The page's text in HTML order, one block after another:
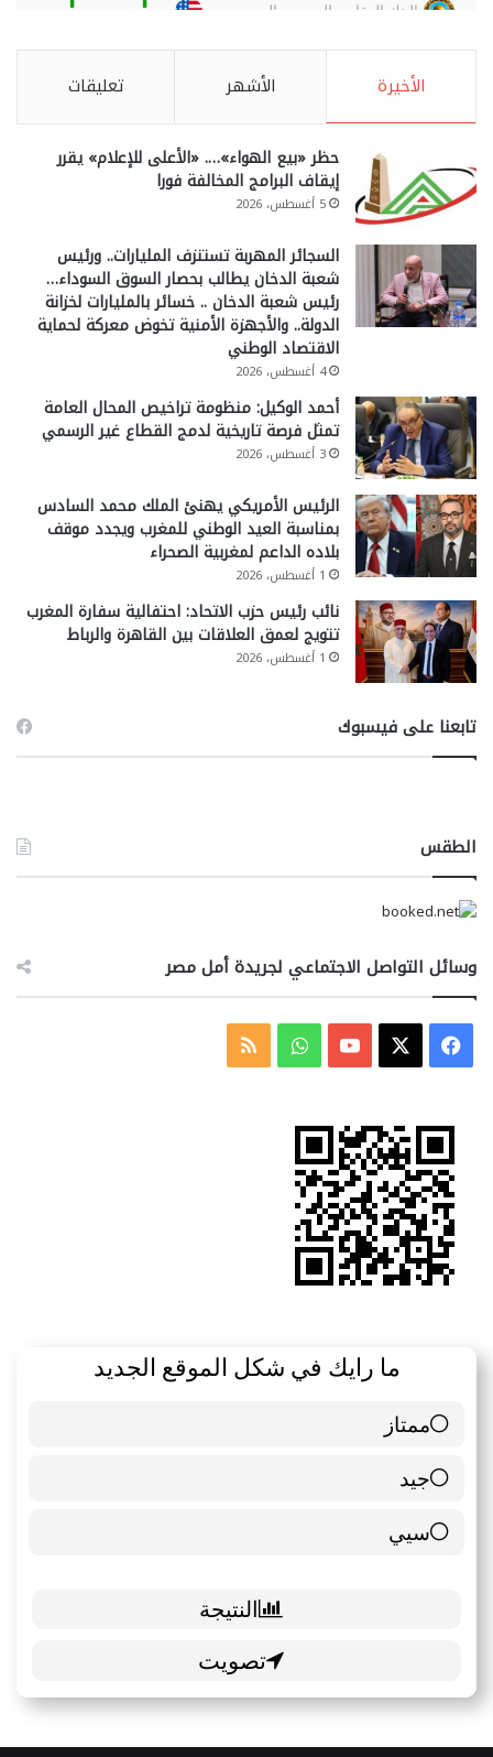
الأخيرة الأشهر تعليقات
حظر «بيع الهواء»…. «الأعلى للإعلام» يقرر
إيقاف البرامج المخالفة فورا
5 أغسطس، 2026
السجائر المهربة تستنزف المليارات.. ورئيس
شعبة الدخان يطالب بحصار السوق السوداء…
رئيس شعبة الدخان .. خسائر بالمليارات لخزانة
الدولة.. والأجهزة الأمنية تخوض معركة لحماية
الاقتصاد الوطني
4 أغسطس، 2026
أحمد الوكيل: منظومة تراخيص المحال العامة
تمثل فرصة تاريخية لدمج القطاع غير الرسمي
3 أغسطس، 2026
الرئيس الأمريكي يهنئ الملك محمد السادس
بمناسبة العيد الوطني للمغرب ويجدد موقف
بلاده الداعم لمغربية الصحراء
1 أغسطس، 2026
نائب رئيس حزب الاتحاد: احتفالية سفارة المغرب
تتويج لعمق العلاقات بين القاهرة والرباط
1 أغسطس، 2026
تابعنا على فيسبوك
الطقس
وسائل التواصل الاجتماعي لجريدة أمل مصر
فيسبوك ‫YouTubeواتسابملخص
ما رايك في شكل الموقع الجديد
ممتاز
6 ( 85.71 % )
جيد
0 ( 0 % )
سيي
1 ( 14.29 % )